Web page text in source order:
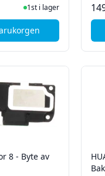
fingerprint läsare - Guld
I Lager1st i lager
, HUAWEI Honor 8 - Byte
8 - Byte av